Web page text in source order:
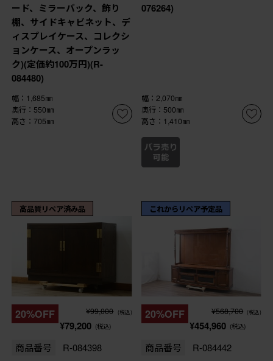
ード、ミラーバック、飾り
棚、サイドキャビネット、デ
ィスプレイケース、コレクシ
ョンケース、オープンラッ
ク)(定価約100万円)(R-
084480)
幅：1,685㎜
奥行：550㎜
高さ：705㎜
076264)
幅：2,070㎜
奥行：500㎜
高さ：1,410㎜
高品質リペア済み品
20%OFF ¥99,000 (税込)
¥79,200 (税込)
商品番号 R-084398
これからリペア予定品
20%OFF ¥568,700 (税込)
¥454,960 (税込)
商品番号 R-084442